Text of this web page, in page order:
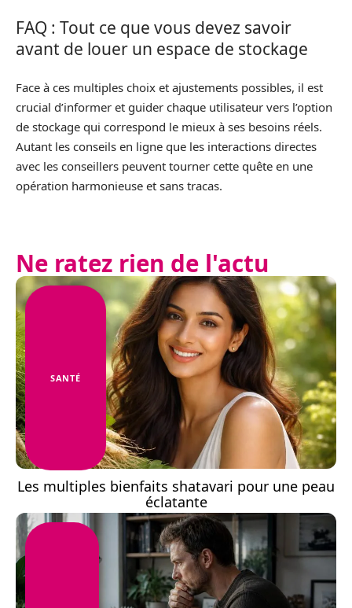
FAQ : Tout ce que vous devez savoir
avant de louer un espace de stockage
Face à ces multiples choix et ajustements possibles, il est
crucial d’informer et guider chaque utilisateur vers l’option
de stockage qui correspond le mieux à ses besoins réels.
Autant les conseils en ligne que les interactions directes
avec les conseillers peuvent tourner cette quête en une
opération harmonieuse et sans tracas.
Ne ratez rien de l'actu
SANTÉ
Les multiples bienfaits shatavari pour une peau
éclatante